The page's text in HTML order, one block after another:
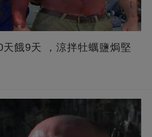
餓9天 ，涼拌牡蠣鹽焗堅